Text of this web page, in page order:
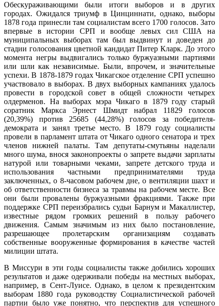
Обескураживающими были итоги выборов и в других
городах. Ожидался триумф в Цинциннати, однако, выборы
1878 года принесли там социалистам всего 1700 голосов. Зато
впервые в истории СРП и вообще левых сил США на
муниципальных выборах там был выдвинут и доведен до
стадии голосования цветной кандидат Питер Кларк. До этого
момента негры выдвигались только буржуазными партиями
или шли как независимые. Были, впрочем, и значительные
успехи. В 1878-1879 годах Чикагское отделение СРП успешно
участвовало в выборах. В двух выборных кампаниях удалось
провести в городской совет в общей сложности четырех
олдерменов. На выборах мэра Чикаго в 1879 году старый
соратник Маркса Эрнест Шмидт набрал 11829 голосов
(20,39%) против 25685 (44,28%) голосов за победителя-
демократа и занял третье место. В 1879 году социалисты
провели в парламент штата от Чикаго одного сенатора и трех
членов нижней палаты. Там депутаты-смутьяны наделали
много шума, внося законопроекты о запрете выдачи зарплаты
натурой или товарными чеками, запрете детского труда и
использования частными предпринимателями труда
заключенных, о 8-часовом рабочем дне, о вентиляции шахт и
об ответственности бизнеса за травмы на рабочем месте. Все
они были провалены буржуазными фракциями. Также при
поддержке СРП переизбрались судьи Барнум и Макаллистер,
известные рядом громких решений в пользу рабочего
движения. Самым значимым из них было постановление,
разрешающее пролетарским организациям создавать
собственные вооруженные формирования в качестве частей
милиции штата.
В Миссури в эти годы социалисты также добились хороших
результатов и даже одерживали победы на местных выборах,
например, в Сент-Луисе. Однако, в целом к президентским
выборам 1880 года руководству Социалистической рабочей
партии было уже понятно, что перспектив для успешного